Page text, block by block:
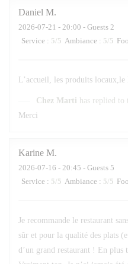
Daniel M
2026-07-21 - 20:00 - Guests 2
Service : 5/5 Ambiance : 5/5
L’accueil, les produits locaux,le
Chez Marti has replied to
Merci
Karine M
2026-07-16 - 20:45 - Guests 5
Service : 5/5 Ambiance : 5/5
Je recommande le restaurant
sûr et pour la qualité des plats
d’un grand restaurant ! En